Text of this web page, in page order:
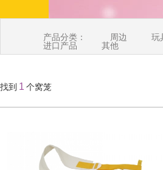
产品分类： 周边 玩
进口产品
其他
找到 1 个窝笼